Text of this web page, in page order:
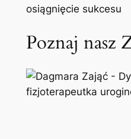
osiągnięcie sukcesu
Poznaj nasz